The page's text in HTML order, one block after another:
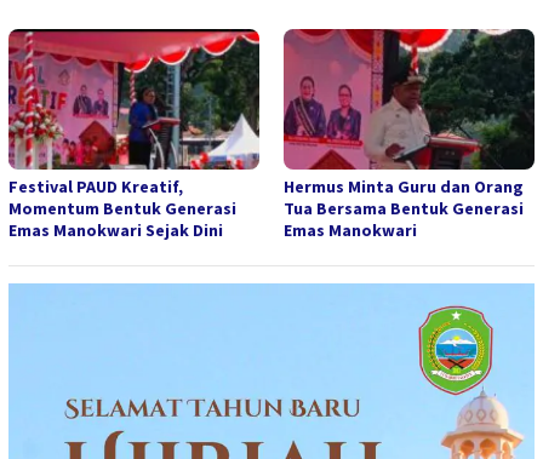
Festival PAUD Kreatif,
Momentum Bentuk Generasi
Emas Manokwari Sejak Dini
Hermus Minta Guru dan Orang
Tua Bersama Bentuk Generasi
Emas Manokwari